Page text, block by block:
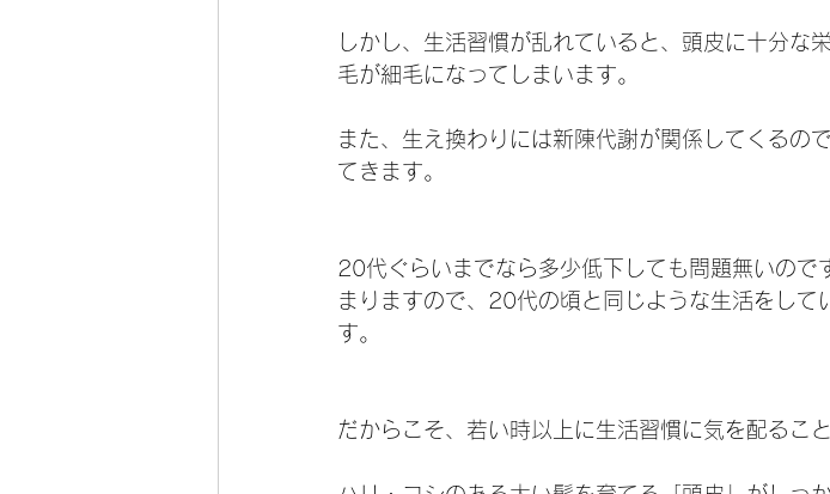
しかし、生活習慣が乱れていると、頭皮に十分な
毛が細毛になってしまいます。
また、生え換わりには新陳代謝が関係してくるの
てきます。
20代ぐらいまでなら多少低下しても問題無いの
まりますので、20代の頃と同じような生活をして
す。
だからこそ、若い時以上に生活習慣に気を配るこ